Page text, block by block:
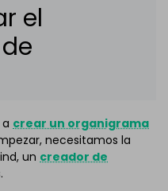
el
crear un organigrama
necesitamos la
un creador de